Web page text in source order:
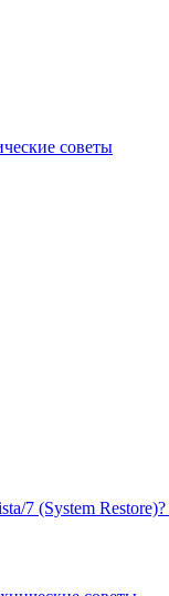
советы
7 (System Restore)?